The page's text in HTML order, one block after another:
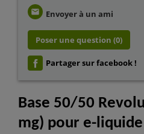
email Envoyer à un ami
Poser une question (0)
Partager sur facebook !
Base 50/50
mg) pour e-liquide